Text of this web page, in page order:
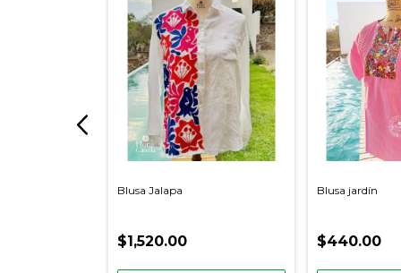
Blusa Jalapa
$1,520.00
Blusa jardín
$440.00